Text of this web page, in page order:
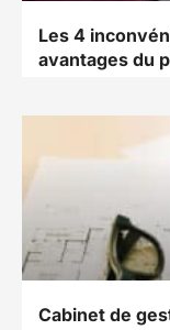
Les 4
avantages du
Cabinet de